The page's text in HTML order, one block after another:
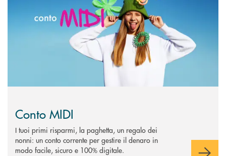
Conto MIDI
I tuoi primi risparmi, la paghetta, un regalo dei
nonni: un conto corrente per gestire il denaro in
modo facile, sicuro e 100% digitale.